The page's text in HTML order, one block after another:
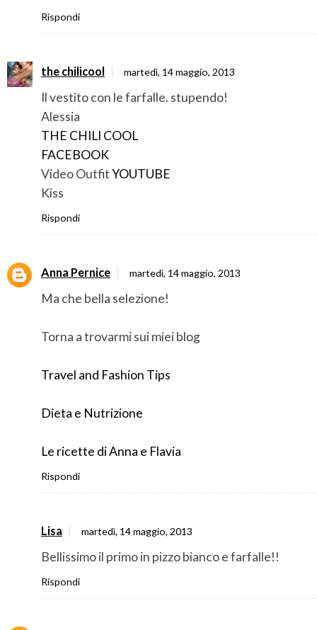
Rispondi
the chilicool martedì, 14 maggio, 2013
Il vestito con le farfalle. stupendo!
Alessia
THE CHILI COOL
FACEBOOK
Video OutfitYOUTUBE
Kiss
Rispondi
Anna Pernice martedì, 14 maggio, 2013
Ma che bella selezione!
Torna a trovarmi sui miei blog
Travel and Fashion Tips
Dieta e Nutrizione
Le ricette di Anna e Flavia
Rispondi
Lisa martedì, 14 maggio, 2013
Bellissimo il primo in pizzo bianco e farfalle!!
Rispondi